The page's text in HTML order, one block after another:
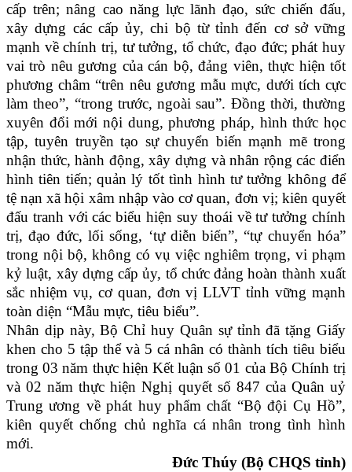
cấp trên; nâng cao năng lực lãnh đạo, sức chiến đấu,
xây dựng các cấp ủy, chi bộ từ tỉnh đến cơ sở vững
mạnh về chính trị, tư tưởng, tổ chức, đạo đức; phát huy
vai trò nêu gương của cán bộ, đảng viên, thực hiện tốt
phương châm “trên nêu gương mẫu mực, dưới tích cực
làm theo”, “trong trước, ngoài sau”. Đồng thời, thường
xuyên đổi mới nội dung, phương pháp, hình thức học
tập, tuyên truyền tạo sự chuyển biến mạnh mẽ trong
nhận thức, hành động, xây dựng và nhân rộng các điển
hình tiên tiến; quản lý tốt tình hình tư tưởng không để
tệ nạn xã hội xâm nhập vào cơ quan, đơn vị; kiên quyết
đấu tranh với các biểu hiện suy thoái về tư tưởng chính
trị, đạo đức, lối sống, ‘tự diễn biến”, “tự chuyển hóa”
trong nội bộ, không có vụ việc nghiêm trọng, vi phạm
kỷ luật, xây dựng cấp ủy, tổ chức đảng hoàn thành xuất
sắc nhiệm vụ, cơ quan, đơn vị LLVT tỉnh vững mạnh
toàn diện “Mẫu mực, tiêu biểu”.
Nhân dịp này, Bộ Chỉ huy Quân sự tỉnh đã tặng Giấy
khen cho 5 tập thể và 5 cá nhân có thành tích tiêu biểu
trong 03 năm thực hiện Kết luận số 01 của Bộ Chính trị
và 02 năm thực hiện Nghị quyết số 847 của Quân uỷ
Trung ương về phát huy phẩm chất “Bộ đội Cụ Hồ”,
kiên quyết chống chủ nghĩa cá nhân trong tình hình
mới.
Đức Thúy (Bộ CHQS tỉnh)